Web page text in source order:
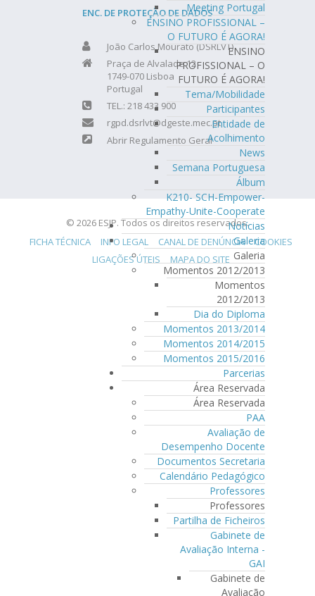
Meeting Portugal
ENSINO PROFISSIONAL –
O FUTURO É AGORA!
ENSINO
PROFISSIONAL – O
FUTURO É AGORA!
Tema/Mobilidade
Participantes
Entidade de
Acolhimento
News
Semana Portuguesa
Álbum
K210- SCH-Empower-
Empathy-Unite-Cooperate
Notícias
Galeria
Galeria
Momentos 2012/2013
Momentos
2012/2013
Dia do Diploma
Momentos 2013/2014
Momentos 2014/2015
Momentos 2015/2016
Parcerias
Área Reservada
Área Reservada
PAA
Avaliação de
Desempenho Docente
Documentos Secretaria
Calendário Pedagógico
Professores
Professores
Partilha de Ficheiros
Gabinete de
Avaliação Interna -
GAI
Gabinete de
Avaliação
ENC. DE PROTEÇÃO DE DADOS
João Carlos Mourato (DSRLVT)
Praça de Alvalade 12
1749-070 Lisboa
Portugal
TEL.: 218 433 900
rgpd.dsrlvt@dgeste.mec.pt
Abrir Regulamento Geral
© 2026 ESJP. Todos os direitos reservados.
FICHA TÉCNICA
INFO LEGAL CANAL DE DENÚNCIA
COOKIES
LIGAÇÕES ÚTEIS
MAPA DO SITE